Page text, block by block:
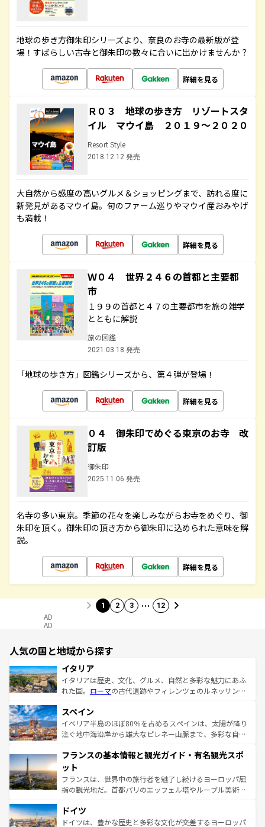
地球の歩き方御朱印シリーズより、奈良のお寺の最新版が登
場！すばらしい古寺と御朱印の数々に合いに出かけませんか？
詳細を見る
Ｒ０３ 地球の歩き方 リゾートスタ
イル マウイ島 ２０１９～２０２０
Resort Style
2018.12.12 発売
大自然から感度の高いグルメ＆ショッピングまで、訪れる度に
新発見があるマウイ島。旬のファーム巡りやマウイ産おみやげ
も満載！
詳細を見る
Ｗ０４ 世界２４６の首都と主要都
市
１９９の首都と４７の主要都市を旅の雑学
とともに解説
旅の図鑑
2021.03.18 発売
「地球の歩き方」図鑑シリーズから、第４弾が登場！
詳細を見る
０４ 御朱印でめぐる東京のお寺 改
訂版
御朱印
2025.11.06 発売
名寺の多い東京。季節の花々を楽しみながらお寺をめぐり、御
朱印を頂く。御朱印の頂き方から御朱印に込められた意味を解
説。
詳細を見る
1 2 3 … 12
AD
AD
人気の国と地域から探す
イタリア
イタリアは歴史、文化、グルメ、自然と多彩な魅力にあふ
れた国。 ローマの古代遺跡やフィレンツェのルネッサンス
ろん、トスカーナの美しい田園風景やアマルフィ海岸の絶
景など、自然景観も見逃せない。観光の合間には、本場の
ピザやパスタなど、絶品のイタリア料理を堪能することも
ませてくれるイタリアで、忘れられない旅をしてみよう！
なお、新着のイタリア情報は
しい。
スペイン
イベリア半島のほぼ80％を占めるスペインは、太陽が降り
注ぐ地中海沿岸から雄大なピレネー山脈まで、多彩な自然
文化が根付くこの国では、情熱的なフラメンコ、熱気あふ
れる闘牛、そして美味しいタパスが生活の一部となってい
る。首都マドリードの洗練された雰囲気や、バルセロナの
アートに溢れた街角から、地方では古代ローマ遺跡や中世
せる。地方によって風土や気候が異なるスペインはその個
性で訪れる人を魅了する。 なお、新着のスペイン情報は コ
フランスの基本情報と観光ガイド・有名観光スポ
ット
フランスは、世界中の旅行者を魅了し続けるヨーロッパ屈
指の観光地だ。首都パリのエッフェル塔やルーブル美術館
で、幅広い魅力が詰まっている。華麗な宮殿、歴史的な大
聖堂、美しいビーチ、そして豊かな自然が、訪れる者を心
ドイツ
ドイツは、豊かな歴史と多彩な文化が交差するヨーロッパ